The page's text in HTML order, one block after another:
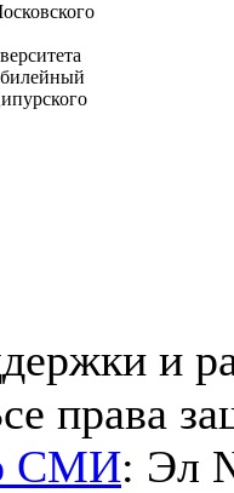
и
права
СМИ: Эл